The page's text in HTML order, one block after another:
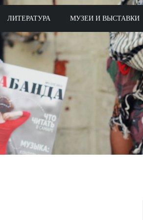
ЛИТЕРАТУРА МУЗЕИ И ВЫСТАВКИ